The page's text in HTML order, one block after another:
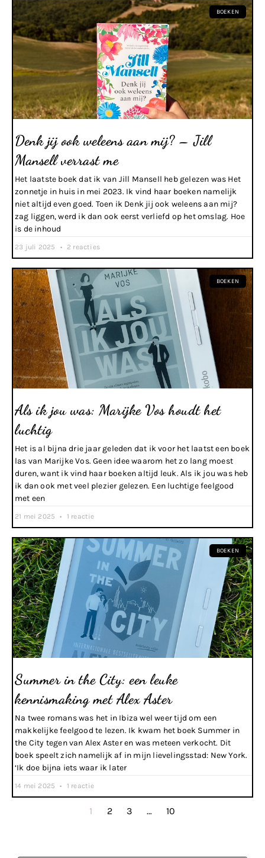
BOEKEN
Denk jij ook weleens aan mij? – Jill
Mansell verrast me
Het laatste boek dat ik van Jill Mansell heb gelezen was Het
zonnetje in huis in mei 2023. Ik vind haar boeken namelijk
niet altijd even goed. Toen ik Denk jij ook weleens aan mij?
zag liggen, werd ik dan ook eerst verliefd op het omslag. Hoe
is de inhoud
23 juli 2025 2 reacties
BOEKEN
Als ik jou was: Marijke Vos houdt het
luchtig
Het is al bijna drie jaar geleden dat ik voor het laatst een boek
las van Marijke Vos. Geen idee waarom het zo lang moest
duren, want ik vind haar boeken altijd leuk. Als ik jou was heb
ik dan ook met veel plezier gelezen. Een luchtige feelgood
met een
21 mei 2025 1 reactie
BOEKEN
Summer in the City: een leuke
kennismaking met Alex Aster
Na twee romans was het in Ibiza wel weer tijd om een
makkelijke feelgood te lezen. Ik kwam het boek Summer in
the City tegen van Alex Aster en was meteen verkocht. Dit
boek speelt zich namelijk af in mijn lievelingsstad: New York.
‘Ik doe bijna iets waar ik later
14 mei 2025 1 reactie
1 2 3 … 10